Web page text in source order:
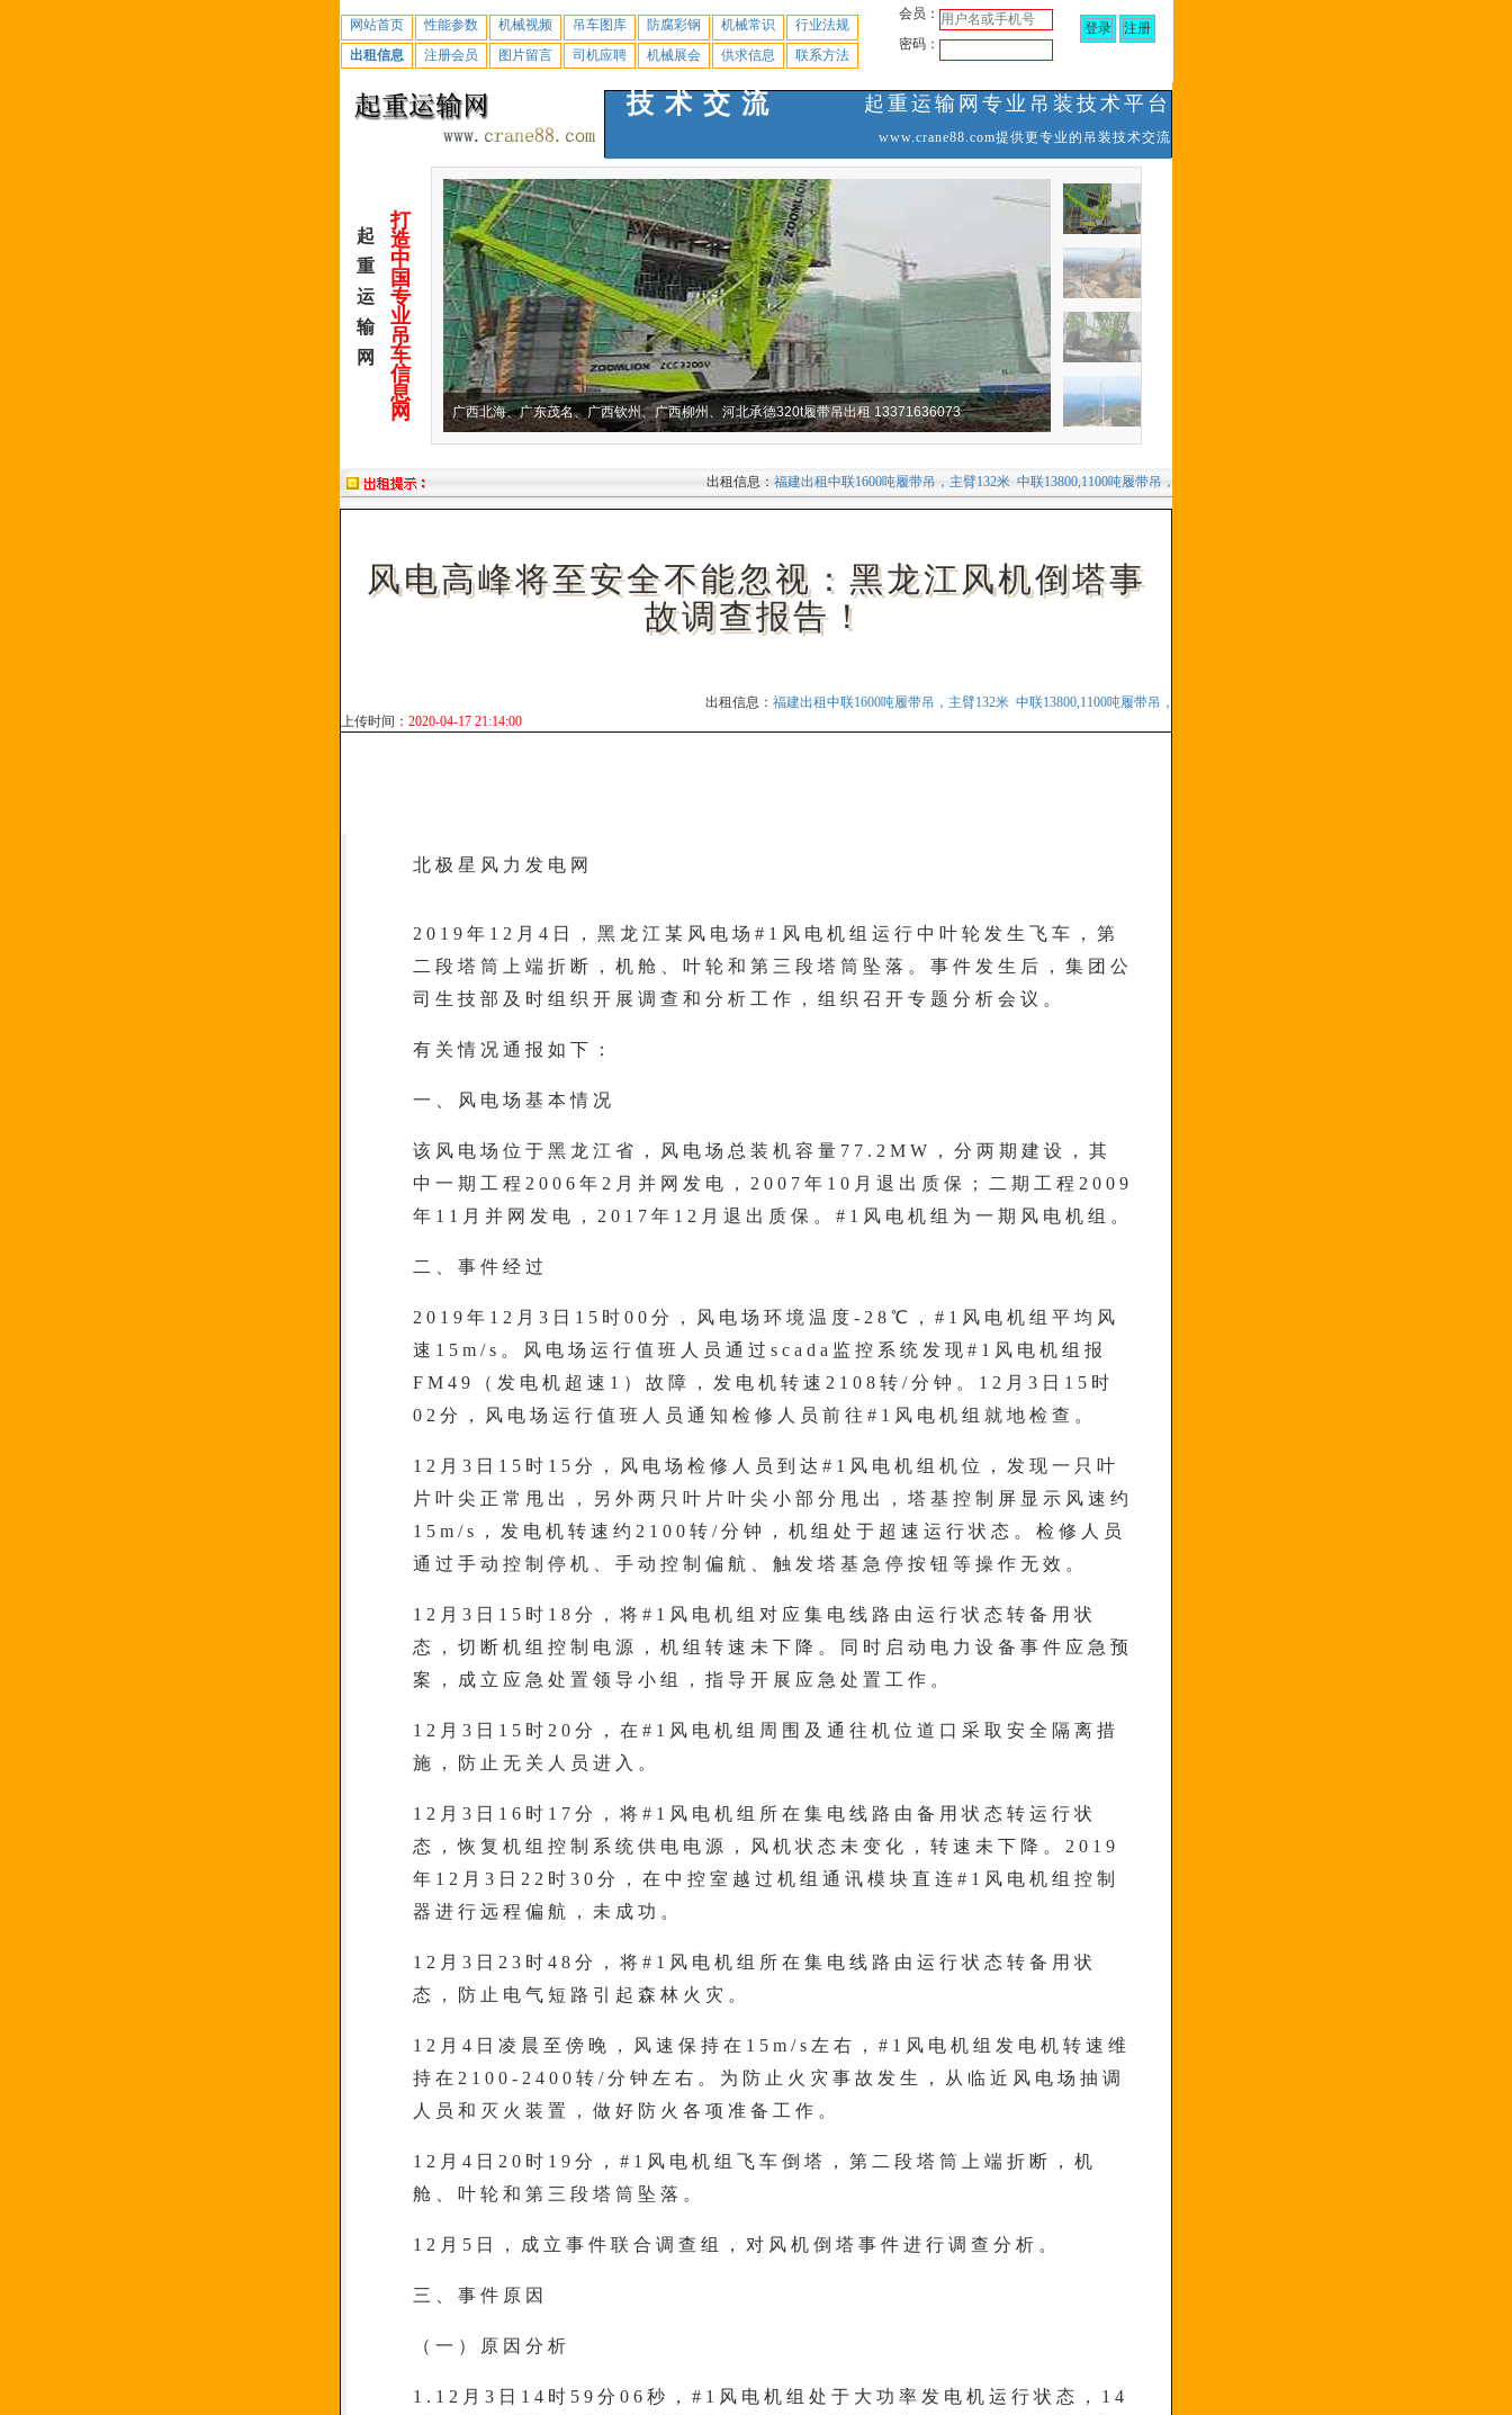
网站首页 性能参数 机械视频 吊车图库 防腐彩钢 机械常识
行业法规
出租信息
注册会员 图片留言 司机应聘 机械展会 供求信息 联系方法
会员：
密码：
技术交流 起重运输网专业吊装技术平台
www.crane88.com提供更专业的吊装技术交流
起
重
运
输
网
打
造
中
国
专
业
吊
车
信
息
网
福建出租中联1600吨履带吊，主臂132米 中联13800,1100吨履带吊，湖南四川下线待租，13371636073
风电高峰将至安全不能忽视：黑龙江风机倒塔事
故调查报告！
福建出租中联1600吨履带吊，主臂132米 中联13800,1100吨履带吊，湖南四川下线待租，13371636073
上传时间： 2020-04-17 21:14:00
北极星风力发电网
2019年12月4日，黑龙江某风电场#1风电机组运行中叶轮发生飞车，第
二段塔筒上端折断，机舱、叶轮和第三段塔筒坠落。事件发生后，集团公
司生技部及时组织开展调查和分析工作，组织召开专题分析会议。
有关情况通报如下：
一、风电场基本情况
该风电场位于黑龙江省，风电场总装机容量77.2MW，分两期建设，其
中一期工程2006年2月并网发电，2007年10月退出质保；二期工程2009
年11月并网发电，2017年12月退出质保。#1风电机组为一期风电机组。
二、事件经过
2019年12月3日15时00分，风电场环境温度-28℃，#1风电机组平均风
速15m/s。风电场运行值班人员通过scada监控系统发现#1风电机组报
FM49（发电机超速1）故障，发电机转速2108转/分钟。12月3日15时
02分，风电场运行值班人员通知检修人员前往#1风电机组就地检查。
12月3日15时15分，风电场检修人员到达#1风电机组机位，发现一只叶
片叶尖正常甩出，另外两只叶片叶尖小部分甩出，塔基控制屏显示风速约
15m/s，发电机转速约2100转/分钟，机组处于超速运行状态。检修人员
通过手动控制停机、手动控制偏航、触发塔基急停按钮等操作无效。
12月3日15时18分，将#1风电机组对应集电线路由运行状态转备用状
态，切断机组控制电源，机组转速未下降。同时启动电力设备事件应急预
案，成立应急处置领导小组，指导开展应急处置工作。
12月3日15时20分，在#1风电机组周围及通往机位道口采取安全隔离措
施，防止无关人员进入。
12月3日16时17分，将#1风电机组所在集电线路由备用状态转运行状
态，恢复机组控制系统供电电源，风机状态未变化，转速未下降。2019
年12月3日22时30分，在中控室越过机组通讯模块直连#1风电机组控制
器进行远程偏航，未成功。
12月3日23时48分，将#1风电机组所在集电线路由运行状态转备用状
态，防止电气短路引起森林火灾。
12月4日凌晨至傍晚，风速保持在15m/s左右，#1风电机组发电机转速维
持在2100-2400转/分钟左右。为防止火灾事故发生，从临近风电场抽调
人员和灭火装置，做好防火各项准备工作。
12月4日20时19分，#1风电机组飞车倒塔，第二段塔筒上端折断，机
舱、叶轮和第三段塔筒坠落。
12月5日，成立事件联合调查组，对风机倒塔事件进行调查分析。
三、事件原因
（一）原因分析
1.12月3日14时59分06秒，#1风电机组处于大功率发电机运行状态，14